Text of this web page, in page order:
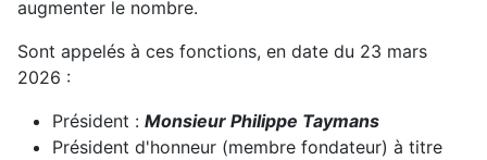
augmenter le nombre.
Sont appelés à ces fonctions, en date du 23 mars
2026 :
Président : Monsieur Philippe Taymans
Président d'honneur (membre fondateur) à titre